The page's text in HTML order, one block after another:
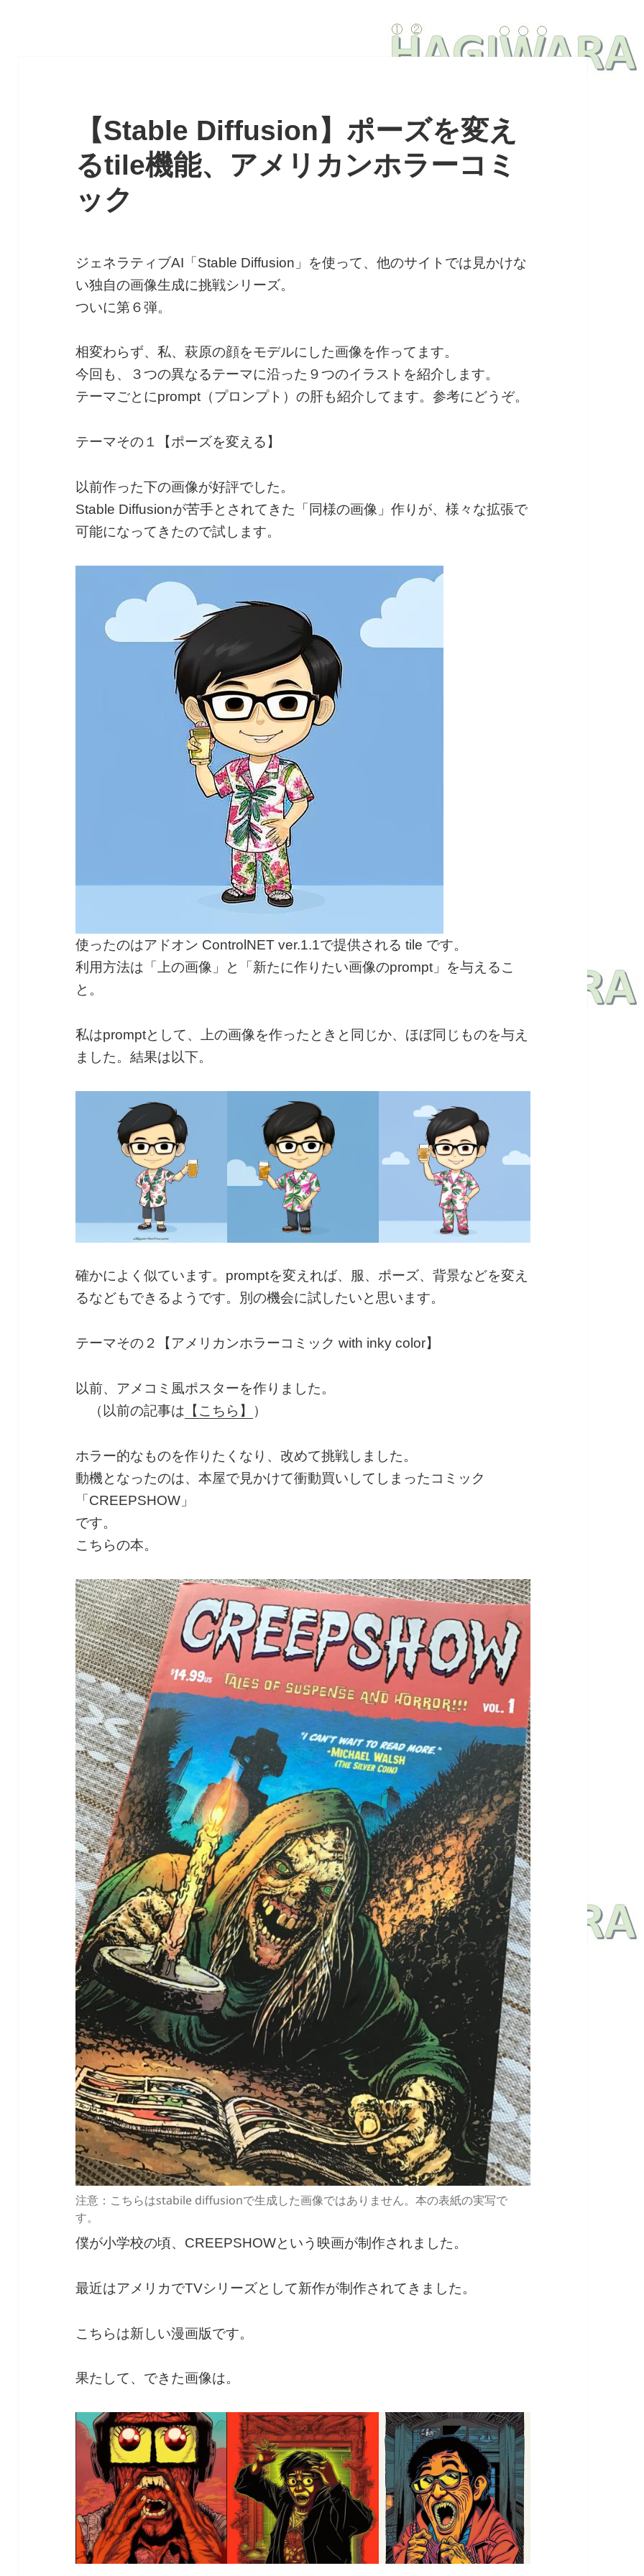
【Stable Diffusion】ポーズを変え
るtile機能、アメリカンホラーコミ
ック
ジェネラティブAI「Stable Diffusion」を使って、他のサイトでは見かけな
い独自の画像生成に挑戦シリーズ。
ついに第６弾。
相変わらず、私、萩原の顔をモデルにした画像を作ってます。
今回も、３つの異なるテーマに沿った９つのイラストを紹介します。
テーマごとにprompt（プロンプト）の肝も紹介してます。参考にどうぞ。
テーマその１【ポーズを変える】
以前作った下の画像が好評でした。
Stable Diffusionが苦手とされてきた「同様の画像」作りが、様々な拡張で
可能になってきたので試します。
使ったのはアドオン ControlNET ver.1.1で提供される tile です。
利用方法は「上の画像」と「新たに作りたい画像のprompt」を与えるこ
と。
私はpromptとして、上の画像を作ったときと同じか、ほぼ同じものを与え
ました。結果は以下。
確かによく似ています。promptを変えれば、服、ポーズ、背景などを変え
るなどもできるようです。別の機会に試したいと思います。
テーマその２【アメリカンホラーコミック with inky color】
以前、アメコミ風ポスターを作りました。
（以前の記事は 【こちら】 ）
ホラー的なものを作りたくなり、改めて挑戦しました。
動機となったのは、本屋で見かけて衝動買いしてしまったコミック
「CREEPSHOW」
です。
こちらの本。
注意：こちらはstabile diffusionで生成した画像ではありません。本の表紙の実写で
す。
僕が小学校の頃、CREEPSHOWという映画が制作されました。
最近はアメリカでTVシリーズとして新作が制作されてきました。
こちらは新しい漫画版です。
果たして、できた画像は。